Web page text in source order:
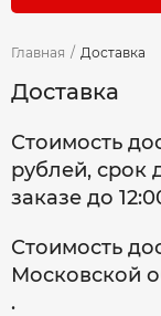
Главная / Доставка
Доставка
Стоимость
рублей, срок
заказе до
Стоимость
Московской
.